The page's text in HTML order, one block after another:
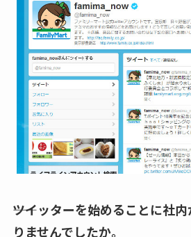
――ツイッターを始めることに社
りませんでしたか。